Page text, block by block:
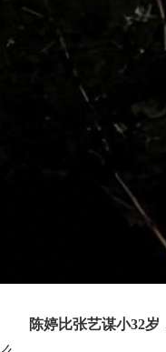
陈婷比张艺谋小32